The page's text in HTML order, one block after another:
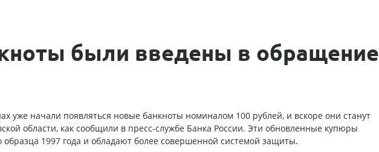
были введены в обращение
уже начали появляться новые банкноты номиналом 100 рублей, и вскоре они станут
области, как сообщили в пресс-службе Банка России. Эти обновленные купюры
1997 года и обладают более совершенной системой защиты.